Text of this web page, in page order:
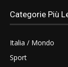
Categorie Più
Italia / Mondo
Sport